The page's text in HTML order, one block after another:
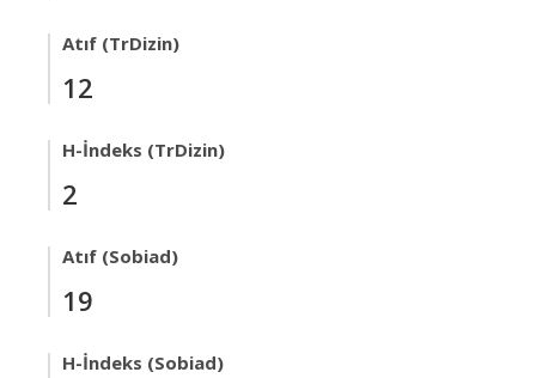
Atıf (TrDizin)
12
H-İndeks (TrDizin)
2
Atıf (Sobiad)
19
H-İndeks (Sobiad)